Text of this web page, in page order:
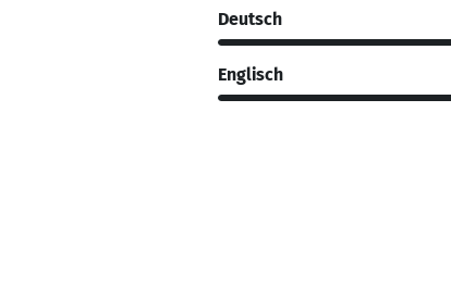
Deutsch
Englisch